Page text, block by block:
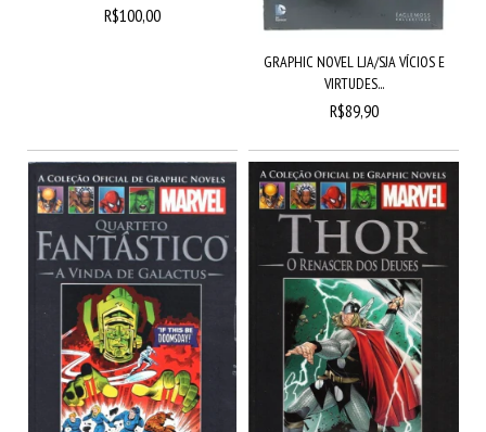
R$100,00
GRAPHIC NOVEL LJA/SJA VÍCIOS E
VIRTUDES...
R$89,90